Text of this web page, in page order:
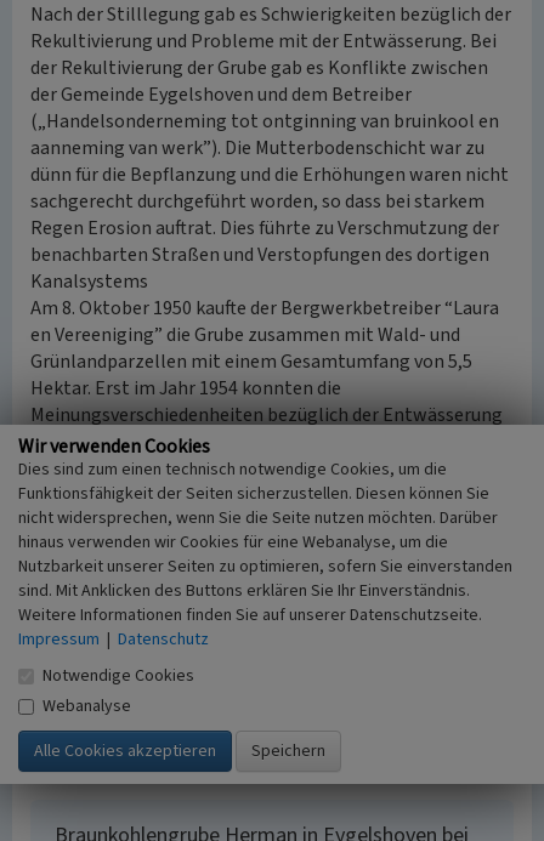
Nach der Stilllegung gab es Schwierigkeiten bezüglich der
Rekultivierung und Probleme mit der Entwässerung. Bei
der Rekultivierung der Grube gab es Konflikte zwischen
der Gemeinde Eygelshoven und dem Betreiber
(„Handelsonderneming tot ontginning van bruinkool en
aanneming van werk”). Die Mutterbodenschicht war zu
dünn für die Bepflanzung und die Erhöhungen waren nicht
sachgerecht durchgeführt worden, so dass bei starkem
Regen Erosion auftrat. Dies führte zu Verschmutzung der
benachbarten Straßen und Verstopfungen des dortigen
Kanalsystems
Am 8. Oktober 1950 kaufte der Bergwerkbetreiber “Laura
en Vereeniging” die Grube zusammen mit Wald- und
Grünlandparzellen mit einem Gesamtumfang von 5,5
Hektar. Erst im Jahr 1954 konnten die
Meinungsverschiedenheiten bezüglich der Entwässerung
endgültig geregelt werden.
(Peter Burggraaff, Universität Koblenz-Landau, 2017)
Quelle
Bonnekaart (1:25.000), Blatt 764 Nieuwenhagen und 768
Kerkrade 1913
Internet
topotijdreis.nl: Tijdreis - 200 jaar topografie (abgerufen
10.02.2017)
www.demijnstreek.net: Bruinkool eygelshoven (abgerufen
03.07.2017)
Wir verwenden Cookies
Dies sind zum einen technisch notwendige Cookies, um die
Funktionsfähigkeit der Seiten sicherzustellen. Diesen können Sie
nicht widersprechen, wenn Sie die Seite nutzen möchten. Darüber
hinaus verwenden wir Cookies für eine Webanalyse, um die
Nutzbarkeit unserer Seiten zu optimieren, sofern Sie einverstanden
sind. Mit Anklicken des Buttons erklären Sie Ihr Einverständnis.
Weitere Informationen finden Sie auf unserer Datenschutzseite.
Impressum | Datenschutz
Notwendige Cookies
Webanalyse